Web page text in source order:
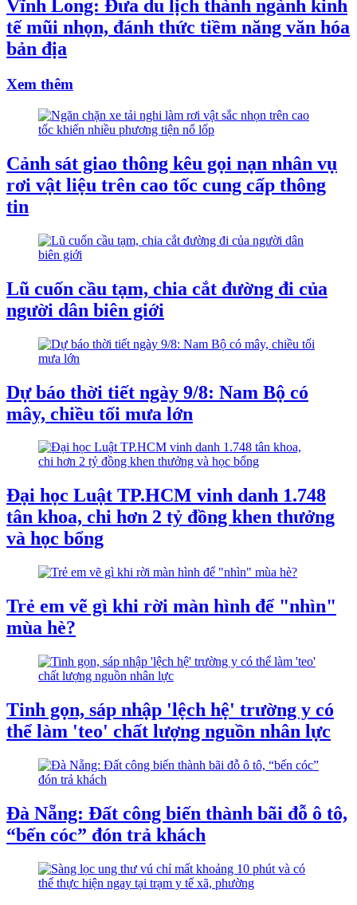
Vĩnh Long: Đưa du lịch thành ngành kinh
tế mũi nhọn, đánh thức tiềm năng văn hóa
bản địa
Xem thêm
Cảnh sát giao thông kêu gọi nạn nhân vụ
rơi vật liệu trên cao tốc cung cấp thông
tin
Lũ cuốn cầu tạm, chia cắt đường đi của
người dân biên giới
Dự báo thời tiết ngày 9/8: Nam Bộ có
mây, chiều tối mưa lớn
Đại học Luật TP.HCM vinh danh 1.748
tân khoa, chi hơn 2 tỷ đồng khen thưởng
và học bổng
Trẻ em vẽ gì khi rời màn hình để "nhìn"
mùa hè?
Tinh gọn, sáp nhập 'lệch hệ' trường y có
thể làm 'teo' chất lượng nguồn nhân lực
Đà Nẵng: Đất công biến thành bãi đỗ ô tô,
“bến cóc” đón trả khách